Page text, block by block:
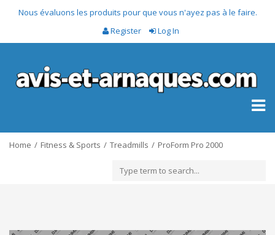
Nous évaluons les produits pour que vous n'ayez pas à le faire.
Register
Log In
Toggle
Home Fitness & Sports Treadmills ProForm Pro 2000